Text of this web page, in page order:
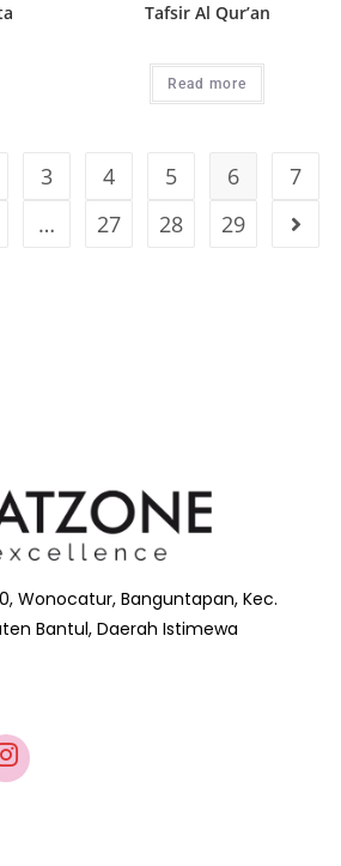
Tafsir Al Qur’an
Read more
3 4 5 6
7
… 27 28 29
Wonocatur, Banguntapan, Kec.
Bantul, Daerah Istimewa